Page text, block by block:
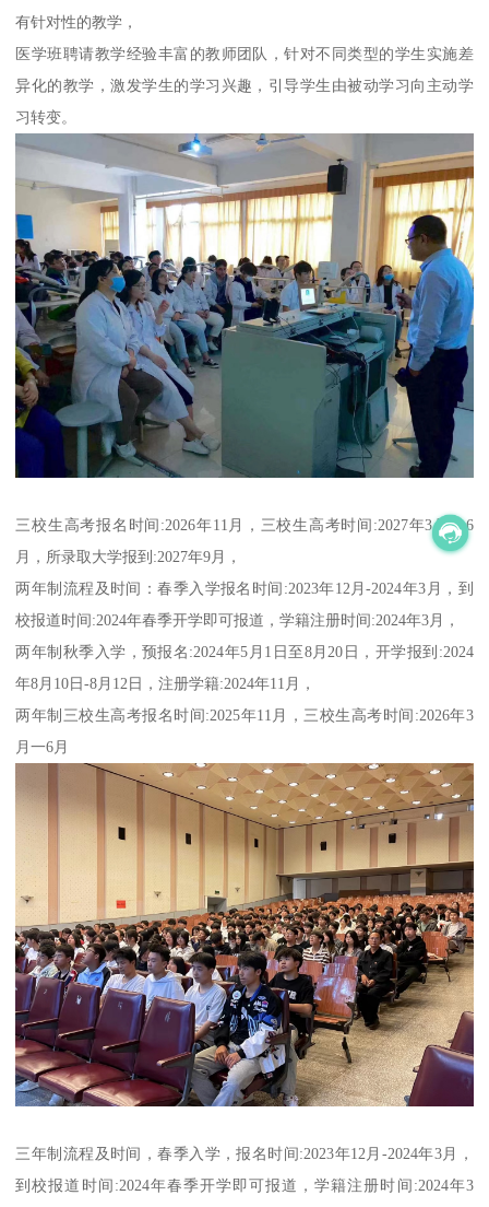
有针对性的教学，
医学班聘请教学经验丰富的教师团队，针对不同类型的学生实施差
异化的教学，激发学生的学习兴趣，引导学生由被动学习向主动学
习转变。
三校生高考报名时间:2026年11月，三校生高考时间:2027年3月一6
月，所录取大学报到:2027年9月，
两年制流程及时间：春季入学报名时间:2023年12月-2024年3月，到
校报道时间:2024年春季开学即可报道，学籍注册时间:2024年3月，
两年制秋季入学，预报名:2024年5月1日至8月20日，开学报到:2024
年8月10日-8月12日，注册学籍:2024年11月，
两年制三校生高考报名时间:2025年11月，三校生高考时间:2026年3
月一6月
三年制流程及时间，春季入学，报名时间:2023年12月-2024年3月，
到校报道时间:2024年春季开学即可报道，学籍注册时间:2024年3